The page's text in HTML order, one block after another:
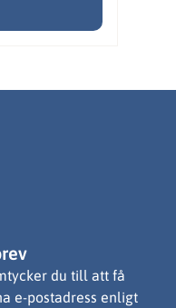
du till att få
e-postadress enligt